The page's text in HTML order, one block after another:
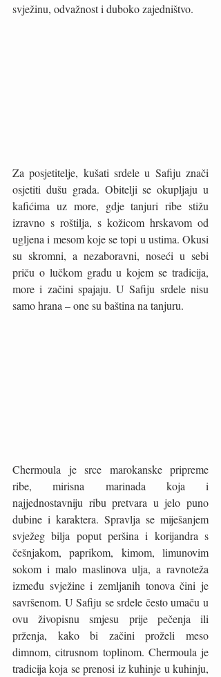
svježinu, odvažnost i duboko zajedništvo.
Za posjetitelje, kušati srdele u Safiju znači
osjetiti dušu grada. Obitelji se okupljaju u
kafićima uz more, gdje tanjuri ribe stižu
izravno s roštilja, s kožicom hrskavom od
ugljena i mesom koje se topi u ustima. Okusi
su skromni, a nezaboravni, noseći u sebi
priču o lučkom gradu u kojem se tradicija,
more i začini spajaju. U Safiju srdele nisu
samo hrana – one su baština na tanjuru.
Chermoula je srce marokanske pripreme
ribe, mirisna marinada koja i
najjednostavniju ribu pretvara u jelo puno
dubine i karaktera. Spravlja se miješanjem
svježeg bilja poput peršina i korijandra s
češnjakom, paprikom, kimom, limunovim
sokom i malo maslinova ulja, a ravnoteža
između svježine i zemljanih tonova čini je
savršenom. U Safiju se srdele često umaču u
ovu živopisnu smjesu prije pečenja ili
prženja, kako bi začini proželi meso
dimnom, citrusnom toplinom. Chermoula je
tradicija koja se prenosi iz kuhinje u kuhinju,